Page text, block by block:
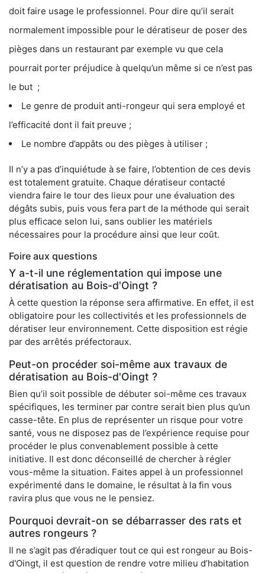
doit faire usage le professionnel. Pour dire qu’il serait
normalement impossible pour le dératiseur de poser des
pièges dans un restaurant par exemple vu que cela
pourrait porter préjudice à quelqu’un même si ce n’est pas
le but ;
Le genre de produit anti-rongeur qui sera employé et
l’efficacité dont il fait preuve ;
Le nombre d’appâts ou des pièges à utiliser ;
Il n’y a pas d’inquiétude à se faire, l’obtention de ces devis
est totalement gratuite. Chaque dératiseur contacté
viendra faire le tour des lieux pour une évaluation des
dégâts subis, puis vous fera part de la méthode qui serait
plus efficace selon lui, sans oublier les matériels
nécessaires pour la procédure ainsi que leur coût.
Foire aux questions
Y a-t-il une réglementation qui impose une
dératisation au Bois-d'Oingt ?
À cette question la réponse sera affirmative. En effet, il est
obligatoire pour les collectivités et les professionnels de
dératiser leur environnement. Cette disposition est régie
par des arrêtés préfectoraux.
Peut-on procéder soi-même aux travaux de
dératisation au Bois-d'Oingt ?
Bien qu’il soit possible de débuter soi-même ces travaux
spécifiques, les terminer par contre serait bien plus qu’un
casse-tête. En plus de représenter un risque pour votre
santé, vous ne disposez pas de l’expérience requise pour
procéder le plus convenablement possible à cette
initiative. Il est donc déconseillé de chercher à régler
vous-même la situation. Faites appel à un professionnel
expérimenté dans le domaine, le résultat à la fin vous
ravira plus que vous ne le pensiez.
Pourquoi devrait-on se débarrasser des rats et
autres rongeurs ?
Il ne s’agit pas d’éradiquer tout ce qui est rongeur au Bois-
d'Oingt, il est question de rendre votre milieu d’habitation